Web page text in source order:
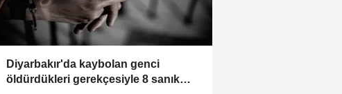
Diyarbakır'da kaybolan genci
öldürdükleri gerekçesiyle 8 sanık